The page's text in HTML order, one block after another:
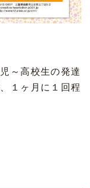
～高校生の発達
１ヶ月に１回程